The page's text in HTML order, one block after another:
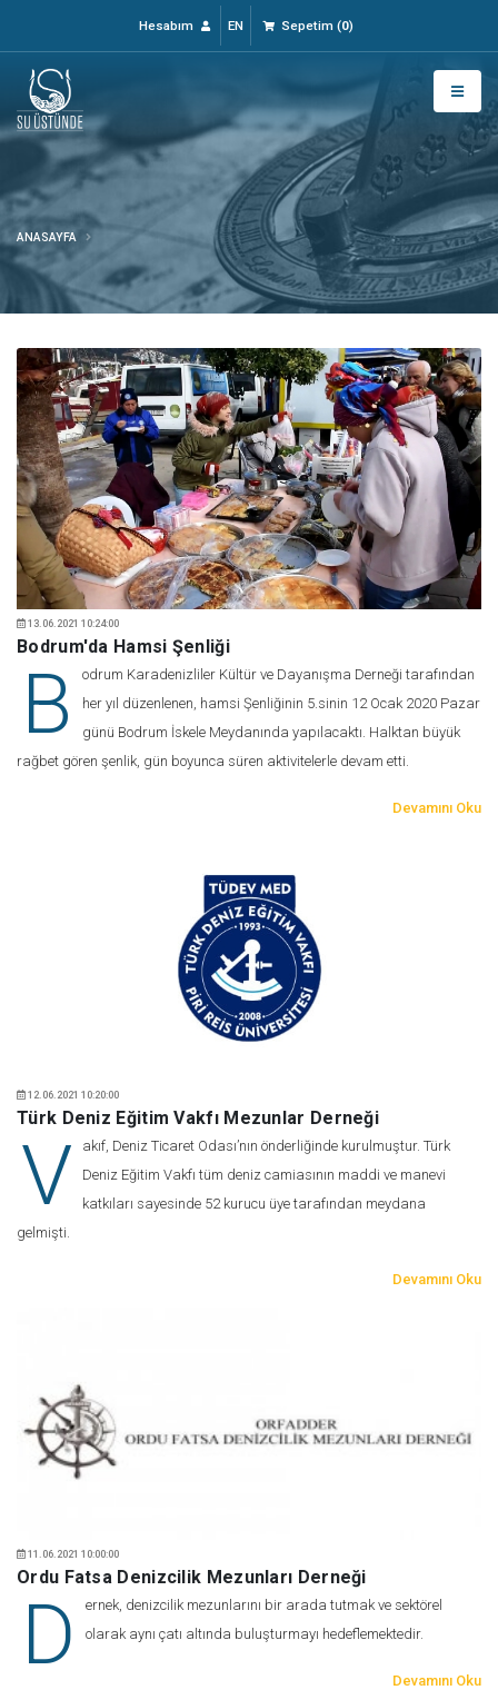
Hesabım EN Sepetim (0)
ANASAYFA
13.06.2021 10:24:00
Bodrum'da Hamsi Şenliği
B
odrum Karadenizliler Kültür ve Dayanışma Derneği tarafından
her yıl düzenlenen, hamsi Şenliğinin 5.sinin 12 Ocak 2020 Pazar
günü Bodrum İskele Meydanında yapılacaktı. Halktan büyük
rağbet gören şenlik, gün boyunca süren aktivitelerle devam etti.
Devamını Oku
12.06.2021 10:20:00
Türk Deniz Eğitim Vakfı Mezunlar Derneği
V
akıf, Deniz Ticaret Odası’nın önderliğinde kurulmuştur. Türk
Deniz Eğitim Vakfı tüm deniz camiasının maddi ve manevi
katkıları sayesinde 52 kurucu üye tarafından meydana
gelmişti.
Devamını Oku
11.06.2021 10:00:00
Ordu Fatsa Denizcilik Mezunları Derneği
D
ernek, denizcilik mezunlarını bir arada tutmak ve sektörel
olarak aynı çatı altında buluşturmayı hedeflemektedir.
Devamını Oku